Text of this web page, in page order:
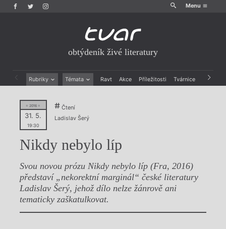
Menu
obtýdeník živé literatury
Rubriky Témata Ravt Akce Příležitosti Tvárnice Archiv
Drobná publicistika
Esejistika
Recenze a reflexe
Rozhovory
Právě vychází
Mauzoleum
Divadlo
Dokument
= 2016 =
31. 5.
19:30
Čtení
Ladislav Šerý
Nikdy nebylo líp
Svou novou prózu Nikdy nebylo líp (Fra, 2016)
představí „nekorektní marginál“ české literatury
Ladislav Šerý, jehož dílo nelze žánrově ani
tematicky zaškatulkovat.